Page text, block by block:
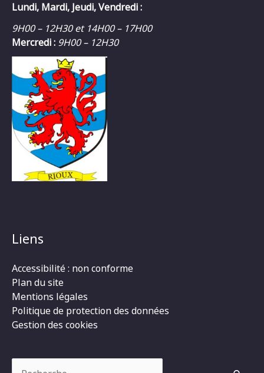
Lundi, Mardi, Jeudi, Vendredi :
9H00 – 12H30 et 14H00 – 17H00
Mercredi : 9H00 – 12H30
Liens
Accessibilité : non conforme
Plan du site
Mentions légales
Politique de protection des données
Gestion des cookies